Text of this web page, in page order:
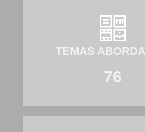
TEMAS
76